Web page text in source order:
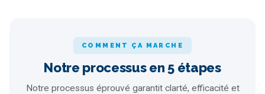
COMMENT ÇA MARCHE
Notre processus en 5 étapes
Notre processus éprouvé garantit clarté, efficacité et